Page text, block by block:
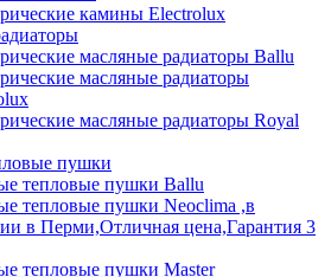
камины Electrolux
масляные радиаторы Ballu
масляные радиаторы
масляные радиаторы Royal
пушки
тепловые пушки Ballu
тепловые пушки Neoclima ,в
в Перми,Отличная цена,Гарантия 3
тепловые пушки Master